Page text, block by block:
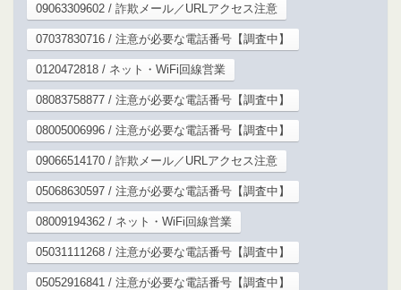
09063309602 / 詐欺メール／URLアクセス注意
07037830716 / 注意が必要な電話番号【調査中】
0120472818 / ネット・WiFi回線営業
08083758877 / 注意が必要な電話番号【調査中】
08005006996 / 注意が必要な電話番号【調査中】
09066514170 / 詐欺メール／URLアクセス注意
05068630597 / 注意が必要な電話番号【調査中】
08009194362 / ネット・WiFi回線営業
05031111268 / 注意が必要な電話番号【調査中】
05052916841 / 注意が必要な電話番号【調査中】